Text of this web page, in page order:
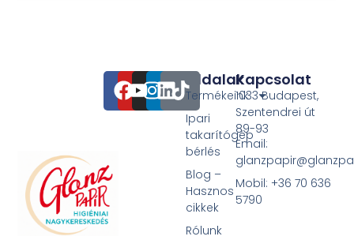
Oldalak
Termékeink
Ipari
takarítógép
bérlés
Blog –
Hasznos
cikkek
Rólunk
Kapcsolat
1033 Budapest,
Szentendrei út
89-93
Email:
Mobil: +36 70 636
5790